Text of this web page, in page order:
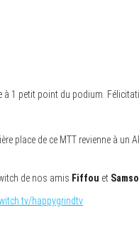
à 1 petit point du podium.
place de ce MTT revienne à un
de nos amis Fiffou et
happygrindtv